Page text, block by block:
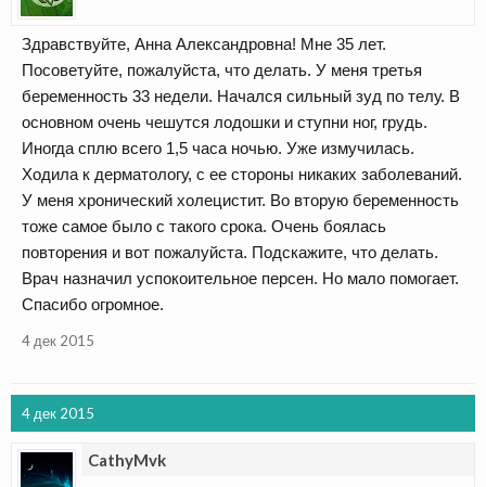
Здравствуйте, Анна Александровна! Мне 35 лет.
Посоветуйте, пожалуйста, что делать. У меня третья
беременность 33 недели. Начался сильный зуд по телу. В
основном очень чешутся лодошки и ступни ног, грудь.
Иногда сплю всего 1,5 часа ночью. Уже измучилась.
Ходила к дерматологу, с ее стороны никаких заболеваний.
У меня хронический холецистит. Во вторую беременность
тоже самое было с такого срока. Очень боялась
повторения и вот пожалуйста. Подскажите, что делать.
Врач назначил успокоительное персен. Но мало помогает.
Спасибо огромное.
4 дек 2015
4 дек 2015
CathyMvk